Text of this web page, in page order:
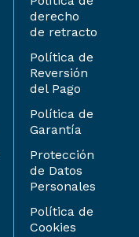
derecho
de retracto
Política de
Reversión
del Pago
Política de
Garantía
Protección
de Datos
Personales
Política de
Cookies